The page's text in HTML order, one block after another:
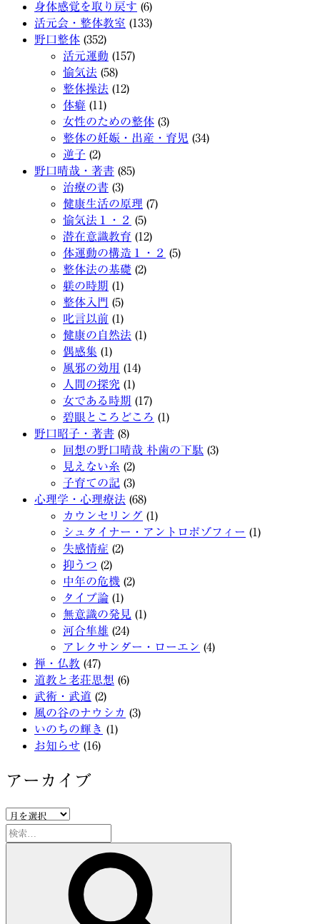
身体感覚を取り戻す (6)
活元会・整体教室 (133)
野口整体 (352)
活元運動 (157)
愉気法 (58)
整体操法 (12)
体癖 (11)
女性のための整体 (3)
整体の妊娠・出産・育児 (34)
逆子 (2)
野口晴哉・著書 (85)
治療の書 (3)
健康生活の原理 (7)
愉気法１・２ (5)
潜在意識教育 (12)
体運動の構造１・２ (5)
整体法の基礎 (2)
躾の時期 (1)
整体入門 (5)
叱言以前 (1)
健康の自然法 (1)
偶感集 (1)
風邪の効用 (14)
人間の探究 (1)
女である時期 (17)
碧眼ところどころ (1)
野口昭子・著書 (8)
回想の野口晴哉 朴歯の下駄 (3)
見えない糸 (2)
子育ての記 (3)
心理学・心理療法 (68)
カウンセリング (1)
シュタイナー・アントロポゾフィー (1)
失感情症 (2)
抑うつ (2)
中年の危機 (2)
タイプ論 (1)
無意識の発見 (1)
河合隼雄 (24)
アレクサンダー・ローエン (4)
禅・仏教 (47)
道教と老荘思想 (6)
武術・武道 (2)
風の谷のナウシカ (3)
いのちの輝き (1)
お知らせ (16)
アーカイブ
ア
ー
カ
検
索: